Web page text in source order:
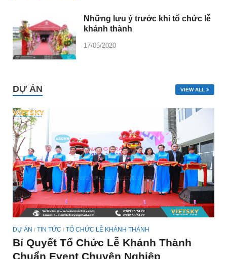
Những lưu ý trước khi tổ chức lễ
khánh thành
17/05/2020
DỰ ÁN VIEW ALL
DỰ ÁN / TIN TỨC / TỔ CHỨC LỄ KHÁNH THÀNH
Bí Quyết Tổ Chức Lễ Khánh Thành
Chuẩn Event Chuyên Nghiệp